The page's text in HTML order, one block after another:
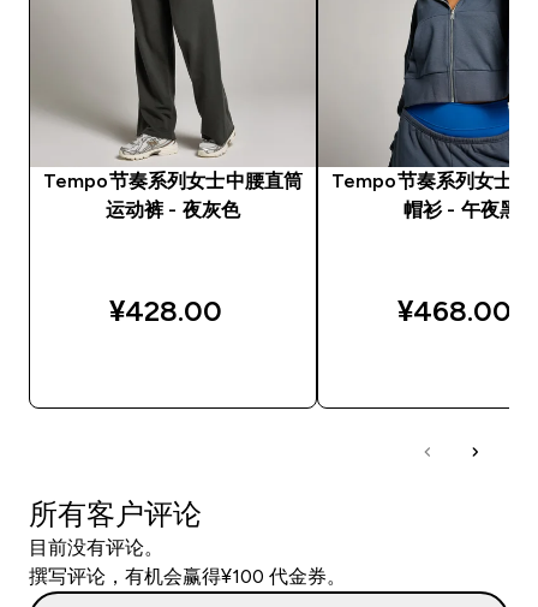
Tempo节奏系列女士中腰直筒
运动裤 - 夜灰色
¥428.00‎
Tempo节奏系列女士短
帽衫 - 午夜黑
¥468.00‎
所有客户评论
目前没有评论。
撰写评论，有机会赢得¥100 代金券。